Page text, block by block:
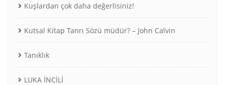
Kuşlardan çok daha değerlisiniz!
Kutsal Kitap Tanrı Sözü müdür? – John Calvin
Tanıklık
LUKA İNCİLİ